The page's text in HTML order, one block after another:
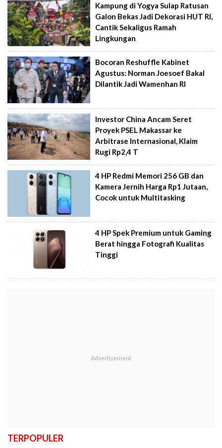
Kampung di Yogya Sulap Ratusan
Galon Bekas Jadi Dekorasi HUT RI,
Cantik Sekaligus Ramah
Lingkungan
Bocoran Reshuffle Kabinet
Agustus: Norman Joesoef Bakal
Dilantik Jadi Wamenhan RI
Investor China Ancam Seret
Proyek PSEL Makassar ke
Arbitrase Internasional, Klaim
Rugi Rp2,4 T
4 HP Redmi Memori 256 GB dan
Kamera Jernih Harga Rp1 Jutaan,
Cocok untuk Multitasking
4 HP Spek Premium untuk Gaming
Berat hingga Fotografi Kualitas
Tinggi
TERPOPULER